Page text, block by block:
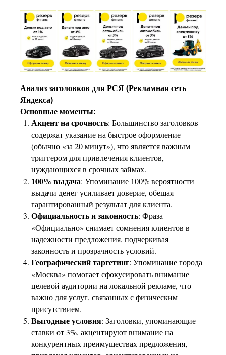
Анализ заголовков для РСЯ (Рекламная сеть
Яндекса)
Основные моменты:
Акцент на срочность: Большинство заголовков
содержат указание на быстрое оформление
(обычно «за 20 минут»), что является важным
триггером для привлечения клиентов,
нуждающихся в срочных займах.
100% выдача: Упоминание 100% вероятности
выдачи денег усиливает доверие, обещая
гарантированный результат для клиента.
Официальность и законность: Фраза
«Официально» снимает сомнения клиентов в
надежности предложения, подчеркивая
законность и прозрачность условий.
Географический таргетинг: Упоминание города
«Москва» помогает сфокусировать внимание
целевой аудитории на локальной рекламе, что
важно для услуг, связанных с физическим
присутствием.
Выгодные условия: Заголовки, упоминающие
ставки от 3%, акцентируют внимание на
конкурентных преимуществах предложения,